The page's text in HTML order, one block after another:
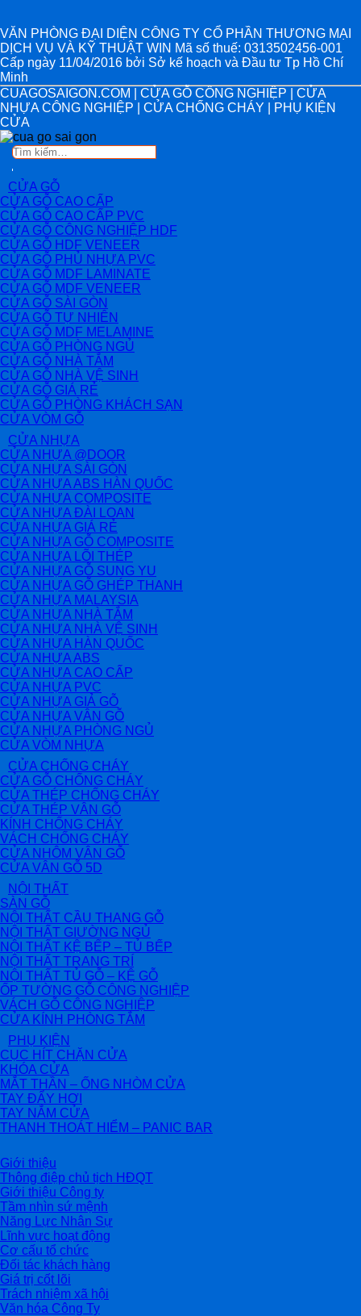
VĂN PHÒNG ĐẠI DIỆN CÔNG TY CỔ PHẦN THƯƠNG MẠI
DỊCH VỤ VÀ KỸ THUẬT WIN Mã số thuế: 0313502456-001
Cấp ngày 11/04/2016 bởi Sở kế hoạch và Đầu tư Tp Hồ Chí
Minh
CUAGOSAIGON.COM | CỬA GỖ CÔNG NGHIỆP | CỬA
NHỰA CÔNG NGHIỆP | CỬA CHỐNG CHÁY | PHỤ KIỆN
CỬA
Tìm
CỬA GỖ
CỬA GỖ CAO CẤP
CỬA GỖ CAO CẤP PVC
CỬA GỖ CÔNG NGHIỆP HDF
CỬA GỖ HDF VENEER
CỬA GỖ PHỦ NHỰA PVC
CỬA GỖ MDF LAMINATE
CỬA GỖ MDF VENEER
CỬA GỖ SÀI GÒN
CỬA GỖ TỰ NHIÊN
CỬA GỖ MDF MELAMINE
CỬA GỖ PHÒNG NGỦ
CỬA GỖ NHÀ TẮM
CỬA GỖ NHÀ VỆ SINH
CỬA GỖ GIÁ RẺ
CỬA GỖ PHÒNG KHÁCH SẠN
CỬA VÒM GỖ
CỬA NHỰA
CỬA NHỰA @DOOR
CỬA NHỰA SÀI GÒN
CỬA NHỰA ABS HÀN QUỐC
CỬA NHỰA COMPOSITE
CỬA NHỰA ĐÀI LOAN
CỬA NHỰA GIÁ RẺ
CỬA NHỰA GỖ COMPOSITE
CỬA NHỰA LÕI THÉP
CỬA NHỰA GỖ SUNG YU
CỬA NHỰA GỖ GHÉP THANH
CỬA NHỰA MALAYSIA
CỬA NHỰA NHÀ TẮM
CỬA NHỰA NHÀ VỆ SINH
CỬA NHỰA HÀN QUỐC
CỬA NHỰA ABS
CỬA NHỰA CAO CẤP
CỬA NHỰA PVC
CỬA NHỰA GIẢ GỖ
CỬA NHỰA VÂN GỖ
CỬA NHỰA PHÒNG NGỦ
CỬA VÒM NHỰA
CỬA CHỐNG CHÁY
CỬA GỖ CHỐNG CHÁY
CỬA THÉP CHỐNG CHÁY
CỬA THÉP VÂN GỖ
KÍNH CHỐNG CHÁY
VÁCH CHỐNG CHÁY
CỬA NHÔM VÂN GỖ
CỬA VÂN GỖ 5D
NỘI THẤT
SÀN GỖ
NỘI THẤT CẦU THANG GỖ
NỘI THẤT GIƯỜNG NGỦ
NỘI THẤT KỆ BẾP – TỦ BẾP
NỘI THẤT TRANG TRÍ
NỘI THẤT TỦ GỖ – KỆ GỖ
ỐP TƯỜNG GỖ CÔNG NGHIỆP
VÁCH GỖ CÔNG NGHIỆP
CỬA KÍNH PHÒNG TẮM
PHỤ KIỆN
CỤC HÍT CHẶN CỬA
KHÓA CỬA
MẮT THẦN – ỐNG NHÒM CỬA
TAY ĐẨY HƠI
TAY NẮM CỬA
THANH THOÁT HIỂM – PANIC BAR
Giới thiệu
Thông điệp chủ tịch HĐQT
Giới thiệu Công ty
Tầm nhìn sứ mệnh
Năng Lực Nhân Sự
Lĩnh vực hoạt động
Cơ cấu tổ chức
Đối tác khách hàng
Giá trị cốt lõi
Trách nhiệm xã hội
Văn hóa Công Ty